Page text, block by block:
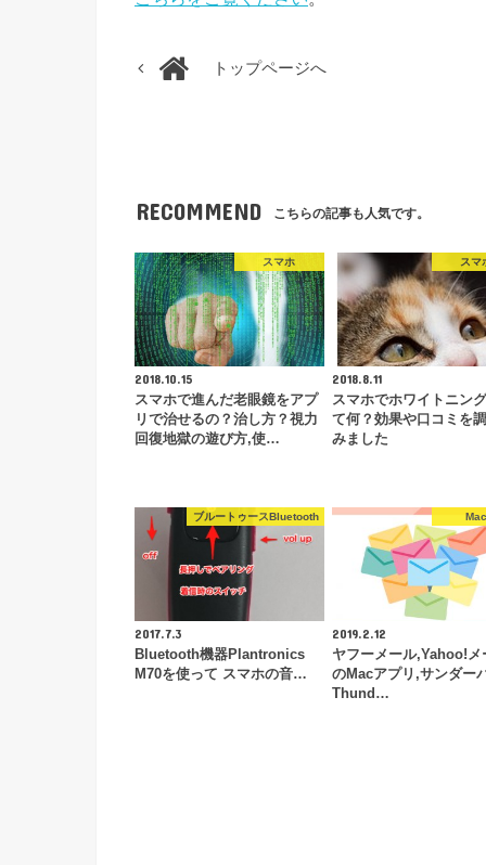
トップページへ
RECOMMEND こちらの記事も人気です。
スマホ
2018.10.15
スマホで進んだ老眼鏡をアプ
リで治せるの？治し方？視力
回復地獄の遊び方,使…
スマ
2018.8.11
スマホでホワイトニン
て何？効果や口コミを
みました
ブルートゥースBluetooth
2017.7.3
Bluetooth機器Plantronics
M70を使って スマホの音…
2019.2.12
ヤフーメール,Yahoo!メ
のMacアプリ,サンダー
Thund…